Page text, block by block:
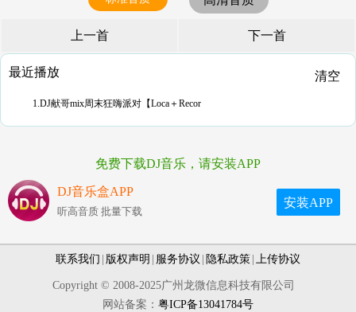
上一首 下一首
最近播放 清空
1.DJ献哥mix周末狂嗨派对【Loca＋Recor
免费下载DJ音乐，请安装APP
DJ音乐盒APP
听高音质 批量下载
安装APP
联系我们 版权声明 服务协议 隐私政策 上传协议
Copyright © 2008-2025广州龙微信息科技有限公司
网站备案： 粤ICP备13041784号